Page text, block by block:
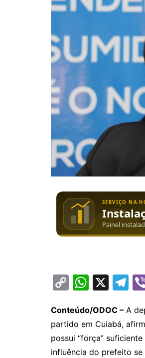
C
p
y
Li
W
at
s
A
X
T
e
gr
a
Conteúdo/ODOC – A
partido em Cuiabá,
possui “força”
influência do prefeito se